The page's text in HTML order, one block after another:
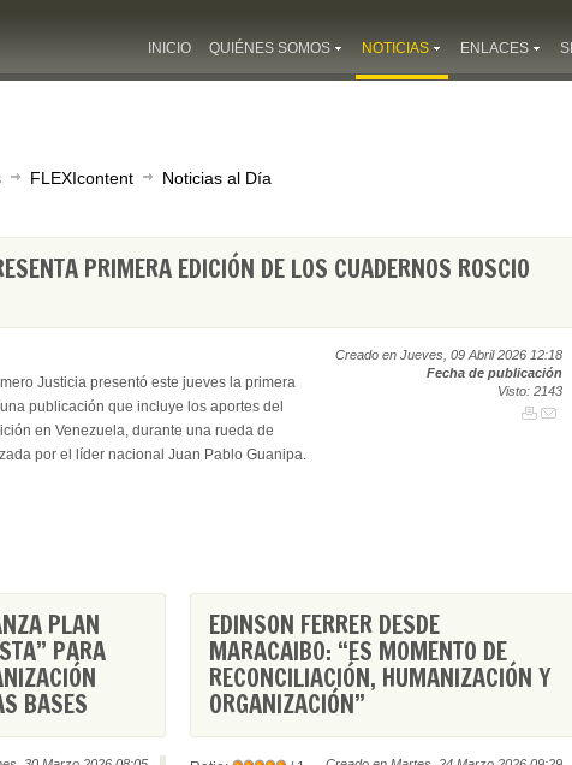
INICIO QUIÉNES SOMOS NOTICIAS ENLACES
FLEXIcontent Noticias al Día
PRIMERA EDICIÓN DE LOS CUADERNOS ROSCIO
Creado en Jueves, 09 Abril 2026 12:18
Fecha de publicación
Visto: 2143
Justicia presentó este jueves la primera
publicación que incluye los aportes del
en Venezuela, durante una rueda de
por el líder nacional Juan Pablo Guanipa.
PLAN
PARA
BASES
EDINSON FERRER DESDE
MARACAIBO: “ES MOMENTO DE
RECONCILIACIÓN, HUMANIZACIÓN Y
ORGANIZACIÓN”